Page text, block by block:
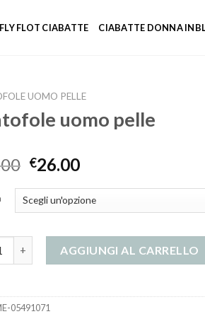
FLY FLOT CIABATTE CIABATTE DONNA
UOMO PELLE
uomo pelle
€26.00
AGGIUNGI AL CARRELLO
05491071